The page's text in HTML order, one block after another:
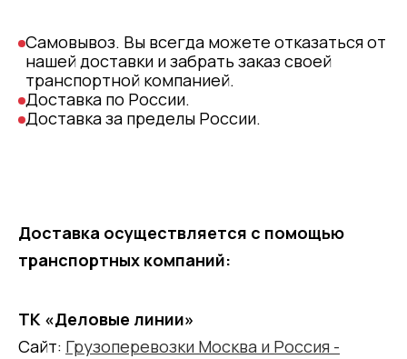
Самовывоз. Вы всегда можете отказаться от
нашей доставки и забрать заказ своей
транспортной компанией.
Доставка по России.
Доставка за пределы России.
Доставка осуществляется с помощью
транспортных компаний:
ТК «Деловые линии»
Сайт: Грузоперевозки Москва и Россия -